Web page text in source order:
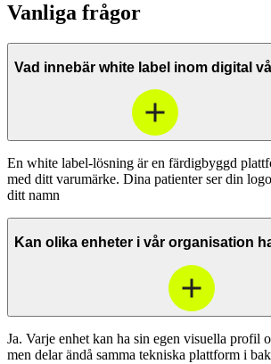
Vanliga frågor
Vad innebär white label inom digital
En white label-lösning är en färdigbyggd
med ditt varumärke. Dina patienter ser din
ditt namn
Kan olika enheter i vår organisation
Ja. Varje enhet kan ha sin egen visuella profil
men delar ändå samma tekniska plattform i